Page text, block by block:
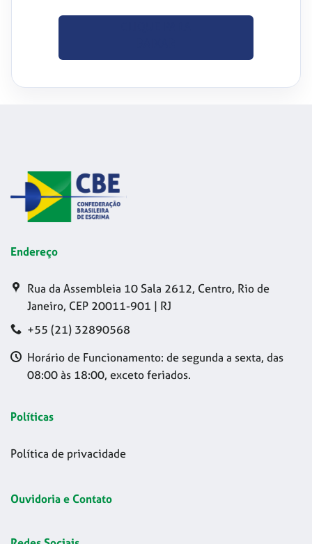
Endereço
Rua da Assembleia 10 Sala 2612, Centro, Rio de
Janeiro, CEP 20011-901 | RJ
+55 (21) 32890568
Horário de Funcionamento: de segunda a sexta, das
08:00 às 18:00, exceto feriados.
Políticas
Política de privacidade
Ouvidoria e Contato